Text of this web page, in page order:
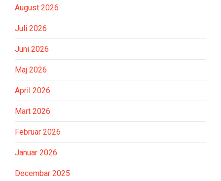
August 2026
Juli 2026
Juni 2026
Maj 2026
April 2026
Mart 2026
Februar 2026
Januar 2026
Decembar 2025